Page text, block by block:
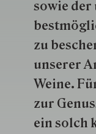
so­wie der
zu
unserer
Weine.
zur
ein solch